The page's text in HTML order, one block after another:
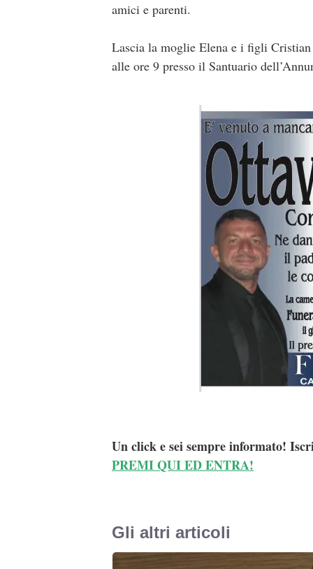
amici e parenti.
Lascia la moglie Elena e i figli
alle ore 9 presso il Santuario
Un click e sei sempre informato!
PREMI QUI ED ENTRA!
Gli altri articoli